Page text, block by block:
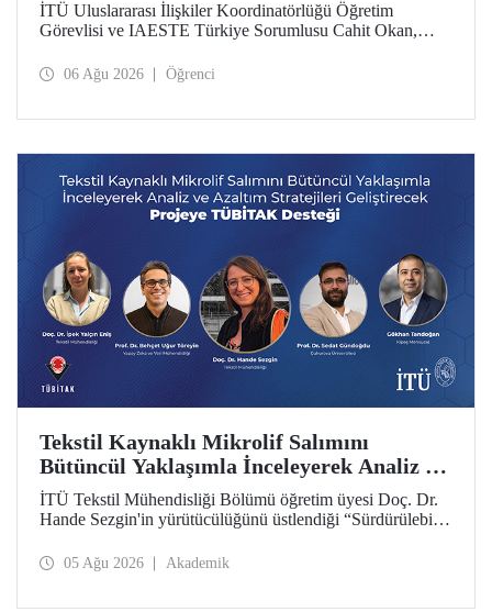
İTÜ Uluslararası İlişkiler Koordinatörlüğü Öğretim
Görevlisi ve IAESTE Türkiye Sorumlusu Cahit Okan,
Temmuz tarihlerinde ABD’de dünyanın önde gelen
06 Ağu 2026 Öğrenci
Tekstil Kaynaklı Mikrolif Salımını
Bütüncül Yaklaşımla İnceleyerek Analiz ve
Azaltım Stratejileri Geliştirecek Projeye
TÜBİTAK Desteği
İTÜ Tekstil Mühendisliği Bölümü öğretim üyesi Doç. Dr.
Hande Sezgin'in yürütücülüğünü üstlendiği “Sürdürülebilir
Koşullarına Bağlı Mikrolif Salımı: Aşınma, UV Maruziyeti
05 Ağu 2026 Akademik